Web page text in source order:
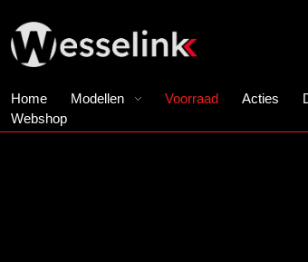
Home Modellen Voorraad Acties
Webshop